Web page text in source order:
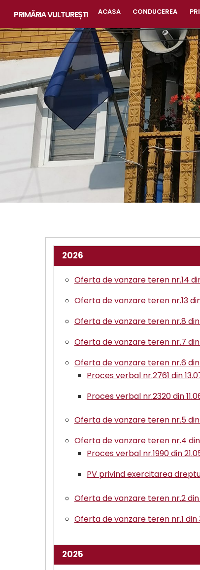
content
PRIMĂRIA VULTUREȘTI ACASA CONDUCEREA
2026
Oferta de vanzare teren nr.14
Oferta de vanzare teren nr.13
Oferta de vanzare teren nr.8 din
Oferta de vanzare teren nr.7 din
Oferta de vanzare teren nr.6 din
Proces verbal nr.2761 din
Proces verbal nr.2320 din
Oferta de vanzare teren nr.5 din
Oferta de vanzare teren nr.4 din
Proces verbal nr.1990 din
PV privind exercitarea
Oferta de vanzare teren nr.2 din
Oferta de vanzare teren nr.1 din
2025